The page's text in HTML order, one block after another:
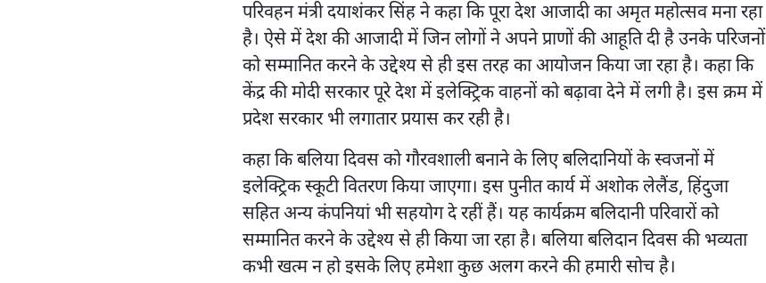
परिवहन मंत्री दयाशंकर सिंह ने कहा कि पूरा देश आजादी का अमृत महोत्सव मना रहा
है। ऐसे में देश की आजादी में जिन लोगों ने अपने प्राणों की आहूति दी है उनके परिजनों
को सम्मानित करने के उद्देश्य से ही इस तरह का आयोजन किया जा रहा है। कहा कि
केंद्र की मोदी सरकार पूरे देश में इलेक्ट्रिक वाहनों को बढ़ावा देने में लगी है। इस क्रम में
प्रदेश सरकार भी लगातार प्रयास कर रही है।
कहा कि बलिया दिवस को गौरवशाली बनाने के लिए बलिदानियों के स्वजनों में
इलेक्ट्रिक स्कूटी वितरण किया जाएगा। इस पुनीत कार्य में अशोक लेलैंड, हिंदुजा
सहित अन्य कंपनियां भी सहयोग दे रहीं हैं। यह कार्यक्रम बलिदानी परिवारों को
सम्मानित करने के उद्देश्य से ही किया जा रहा है। बलिया बलिदान दिवस की भव्यता
कभी खत्म न हो इसके लिए हमेशा कुछ अलग करने की हमारी सोच है।